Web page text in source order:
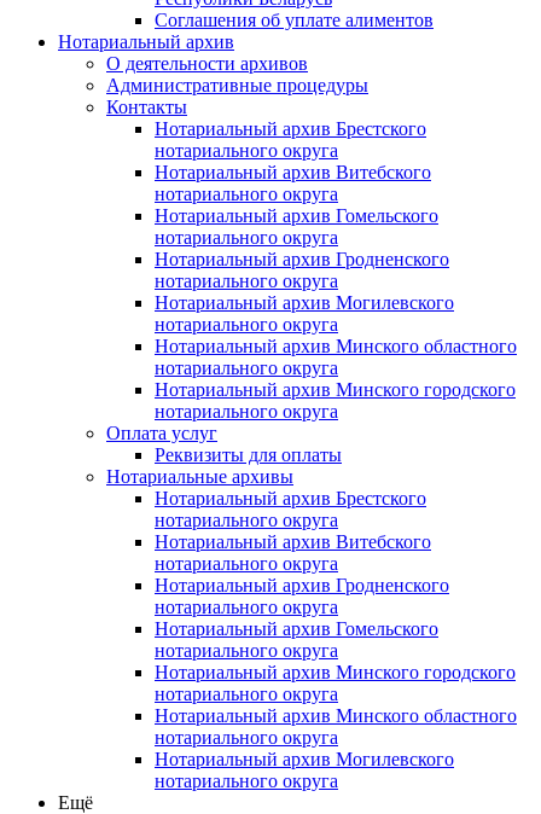
Соглашения об уплате алиментов
Нотариальный архив
О деятельности архивов
Административные процедуры
Контакты
Нотариальный архив Брестского
нотариального округа
Нотариальный архив Витебского
нотариального округа
Нотариальный архив Гомельского
нотариального округа
Нотариальный архив Гродненского
нотариального округа
Нотариальный архив Могилевского
нотариального округа
Нотариальный архив Минского областного
нотариального округа
Нотариальный архив Минского городского
нотариального округа
Оплата услуг
Реквизиты для оплаты
Нотариальные архивы
Нотариальный архив Брестского
нотариального округа
Нотариальный архив Витебского
нотариального округа
Нотариальный архив Гродненского
нотариального округа
Нотариальный архив Гомельского
нотариального округа
Нотариальный архив Минского городского
нотариального округа
Нотариальный архив Минского областного
нотариального округа
Нотариальный архив Могилевского
нотариального округа
Ещё